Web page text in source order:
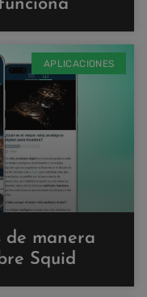
APLICACIONES
de manera
Squid